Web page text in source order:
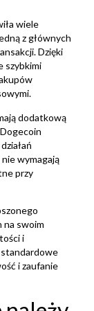
wiele
z głównych
Dzięki
szybkimi
dodatkową
wymagają
przy
na swoim
i
i zaufanie